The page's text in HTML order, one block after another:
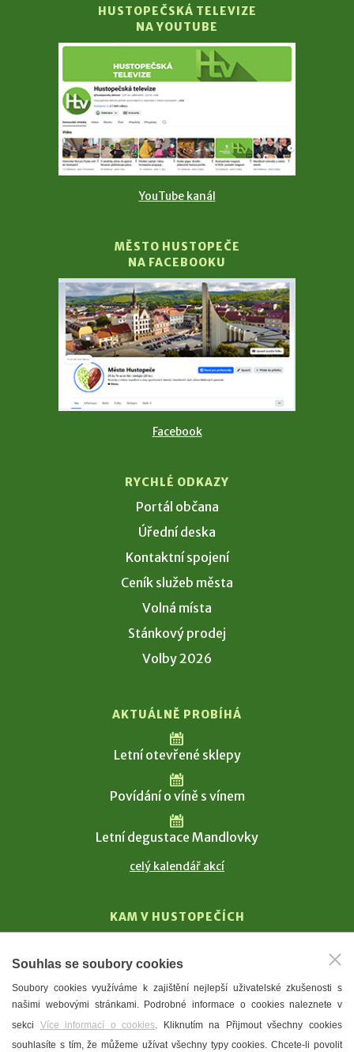
HUSTOPEČSKÁ TELEVIZE
NA YOUTUBE
YouTube kanál
MĚSTO HUSTOPEČE
NA FACEBOOKU
Facebook
RYCHLÉ ODKAZY
Portál občana
Úřední deska
Kontaktní spojení
Ceník služeb města
Volná místa
Stánkový prodej
Volby 2026
AKTUÁLNĚ PROBÍHÁ
Letní otevřené sklepy
Povídání o víně s vínem
Letní degustace Mandlovky
celý kalendář akcí
KAM V HUSTOPEČÍCH
T. G. Masaryk
Mandloně
Ubytování
Restaurace
Souhlas se soubory cookies
Soubory cookies využíváme k zajištění nejlepší uživatelské zkušenosti s
našimi webovými stránkami. Podrobné informace o cookies naleznete v
sekci Více informací o cookies. Kliknutím na Přijmout všechny cookies
souhlasíte s tím, že můžeme užívat všechny typy cookies. Chcete-li povolit